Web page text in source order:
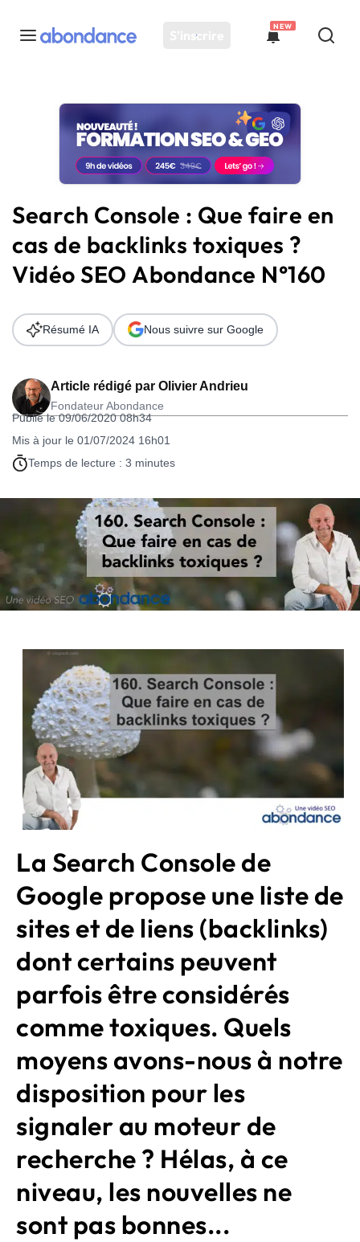
S'inscrire
NEW
Toutes les actus
Actus SEO
Plateforme
Solutions
Ressources
Audit SEO
Search Console : Que faire en
cas de backlinks toxiques ?
Vidéo SEO Abondance N°160
Article rédigé par Olivier Andrieu
Fondateur Abondance
Publié le 09/06/2020 08h34
Mis à jour le 01/07/2024 16h01
Temps de lecture : 3 minutes
Résumé IA Nous suivre sur Google
La Search Console de
Google propose une liste de
sites et de liens (backlinks)
dont certains peuvent
parfois être considérés
comme toxiques. Quels
moyens avons-nous à notre
disposition pour les
signaler au moteur de
recherche ? Hélas, à ce
niveau, les nouvelles ne
sont pas bonnes...